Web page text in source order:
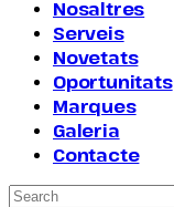
Nosaltres
Serveis
Novetats
Oportunitats
Marques
Galeria
Contacte